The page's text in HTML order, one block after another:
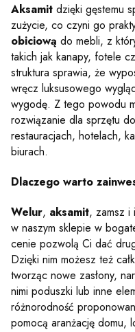
Aksamit dzięki gęstemu
zużycie, co czyni go
obiciową do mebli, z
takich jak kanapy, fotele
struktura sprawia, że
wręcz luksusowego
wygodę. Z tego powodu
rozwiązanie dla sprzętu
restauracjach, hotelach,
biurach.
Dlaczego warto
Welur, aksamit, zamsz i
w naszym sklepie w
cenie pozwolą Ci dać
Dzięki nim możesz też
tworząc nowe zasłony,
nimi poduszki lub inne
różnorodność
pomocą aranżację domu,